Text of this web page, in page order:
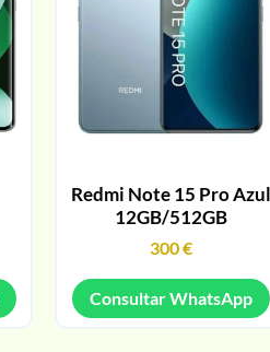
Redmi Note 15 Pro Azul
12GB/512GB
300€
Consultar WhatsApp